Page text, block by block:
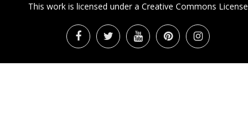
This work is licensed under a Creative Commons License